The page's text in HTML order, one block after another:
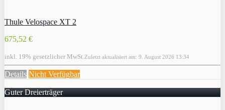
Thule Velospace XT 2
675,52 €
inkl. 19% gesetzlicher MwSt.Zuletzt aktualisiert am: 9. August 2026 13:34
Details Nicht Verfügbar
Guter Dreierträger